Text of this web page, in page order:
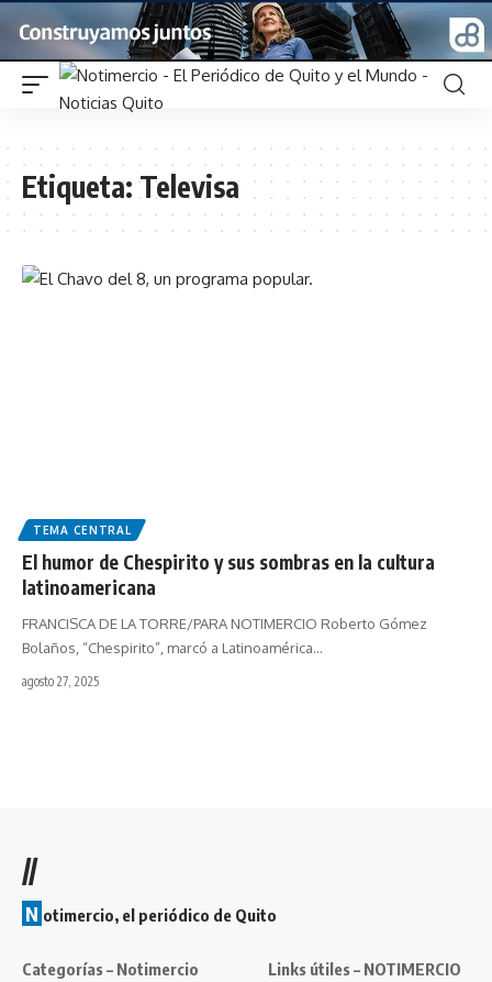
Etiqueta:Televisa
TEMA CENTRAL
El humor de Chespirito y sus sombras en la cultura
latinoamericana
FRANCISCA DE LA TORRE/PARA NOTIMERCIO Roberto Gómez
Bolaños, “Chespirito”, marcó a Latinoamérica…
agosto 27, 2025
//
N otimercio, el periódico de Quito
Categorías – Notimercio Links útiles – NOTIMERCIO